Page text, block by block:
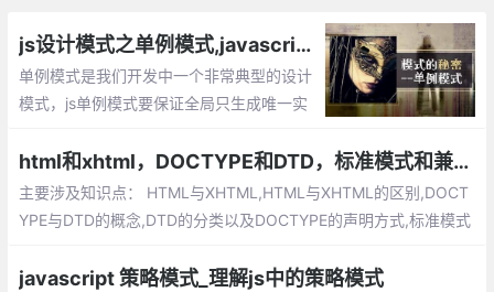
js设计模式之单例模式,javascript如何将一个对象设计成单例
单例模式是我们开发中一个非常典型的设计
模式，js单例模式要保证全局只生成唯一实
不同于静态类，我们可以延迟单例对象的初
始化，通常这种情况发生在我们需要等待加
载创建单例的依赖。
html和xhtml，DOCTYPE和DTD，标准模式和兼容模式
主要涉及知识点： HTML与XHTML,HTML与XHTML的区别,DOCT
YPE与DTD的概念,DTD的分类以及DOCTYPE的声明方式,标准模式
andard Mode）和兼容模式（Quircks Mode）的区别
javascript 策略模式_理解js中的策略模式